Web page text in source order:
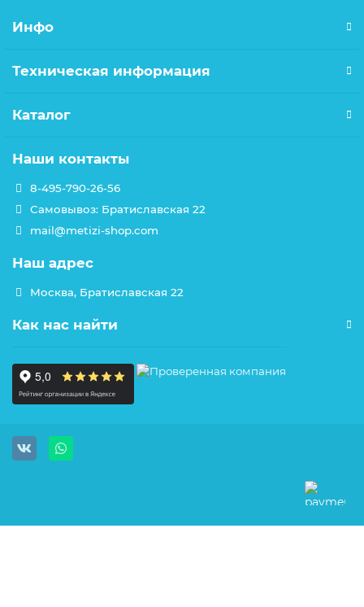
Инфо
Техническая информация
Каталог
Наши контакты
8-495-790-26-56
Самовывоз: Братиславская 22
mail@metizi-shop.com
Наш адрес
Москва, Братиславская 22
Как нас найти